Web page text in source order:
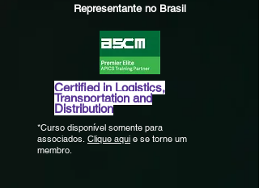
Representante no Brasil
Certified in Logistics,
Transportation and
Distribution
*Curso disponível somente para
associados. Clique aqui e se torne um
membro.